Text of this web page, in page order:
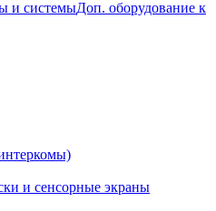
и системыДоп. оборудование к
и сенсорные экраны